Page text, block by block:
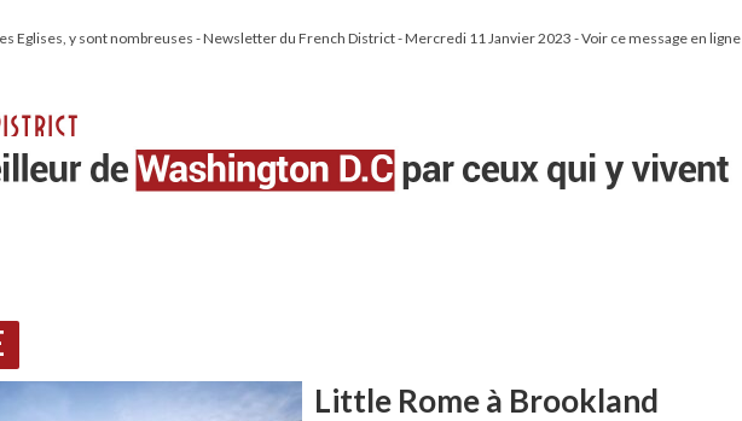
Eglises, y sont nombreuses - Newsletter du French District - Mercredi 11 Janvier 2023 - Voir ce message en ligne
Little Rome à Brookland